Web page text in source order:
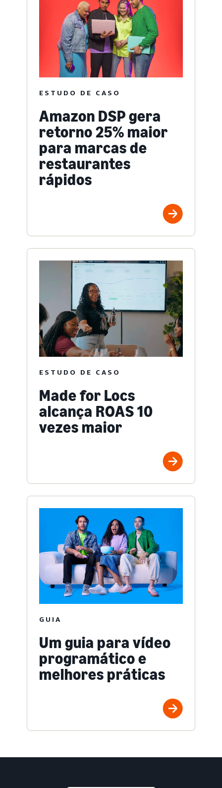
ESTUDO DE CASO
Amazon DSP gera
retorno 25% maior
para marcas de
restaurantes
rápidos
ESTUDO DE CASO
Made for Locs
alcança ROAS 10
vezes maior
GUIA
Um guia para vídeo
programático e
melhores práticas